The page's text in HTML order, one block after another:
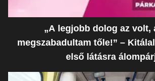
„A legjobb dolog az volt,
megszabadultam tőle!” –
első látásra